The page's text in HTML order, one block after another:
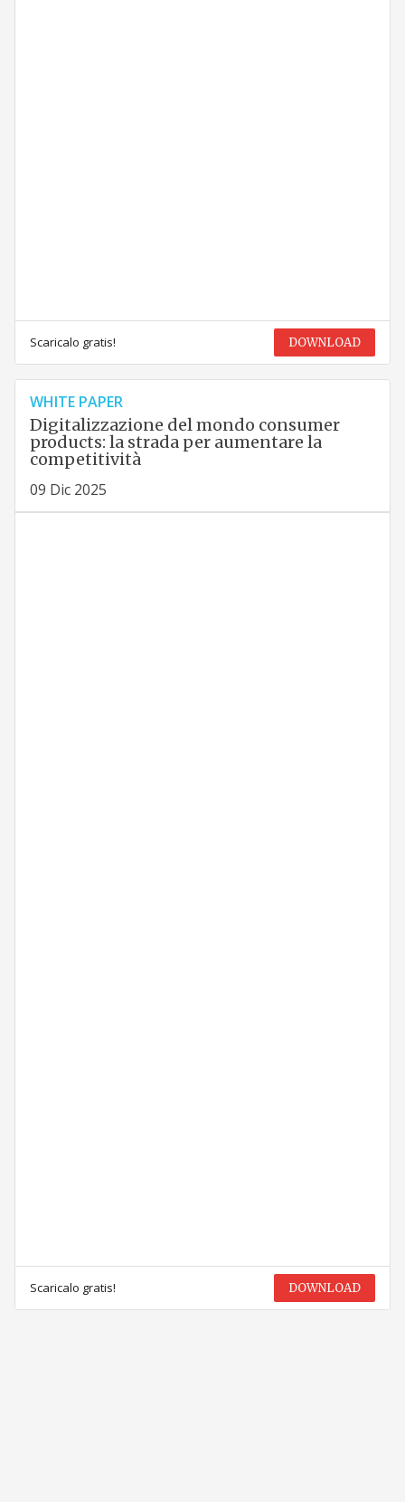
Scaricalo gratis! DOWNLOAD
WHITE PAPER
Digitalizzazione del mondo consumer
products: la strada per aumentare la
competitività
09 Dic 2025
Scaricalo gratis! DOWNLOAD